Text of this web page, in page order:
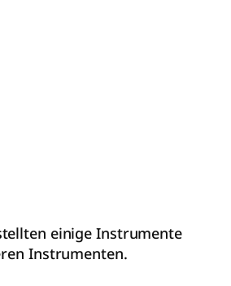
einige Instrumente
Instrumenten.